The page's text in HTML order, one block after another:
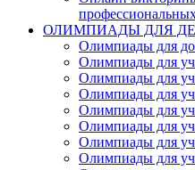
ОЛИМПИАДЫ ДЛЯ
Олимпиады для
Олимпиады для
Олимпиады для
Олимпиады для
Олимпиады для
Олимпиады для
Олимпиады для
Олимпиады для